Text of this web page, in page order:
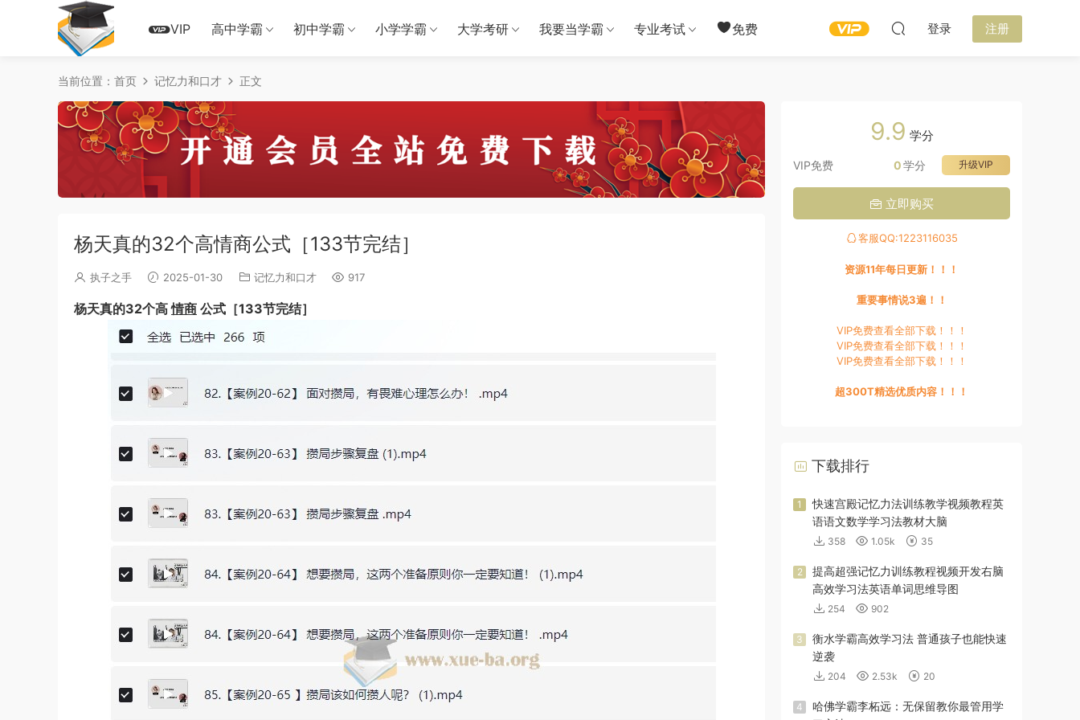
VIP 高中学霸 初中学霸 小学学霸 大学考研 我要当学霸 专业考试 免费 登录 注册
当前位置： 首页 记忆力和口才 正文
杨天真的32个高情商公式［133节完结］
执子之手 2025-01-30 记忆力和口才 917
杨天真的32个高情商 公式［133节完结］
9.9 学分
VIP免费 升级VIP
0学分
立即购买
客服QQ:1223116035
资源11年每日更新！！！
重要事情说3遍！！
VIP免费查看全部下载！！！
VIP免费查看全部下载！！！
VIP免费查看全部下载！！！
超300T精选优质内容！！！
下载排行
1
快速宫殿记忆力法训练教学视频教程英
语语文数学学习法教材大脑
358 1.05k 35
2
提高超强记忆力训练教程视频开发右脑
高效学习法英语单词思维导图
254 902
3
衡水学霸高效学习法 普通孩子也能快速
逆袭
204 2.53k 20
4
哈佛学霸李柘远：无保留教你最管用学